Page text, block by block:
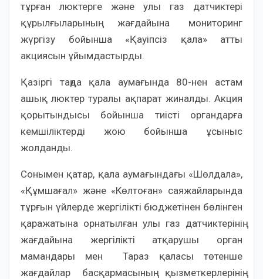
тұрған люктерге және улы газ датчиктері
құрылғыларының жағдайына мониторинг
жүргізу бойынша «Қауіпсіз қала» атты
акциясын ұйымдастырды.
Қазіргі таңда қала аумағында 80-нен астам
ашық люктер туралы ақпарат жиналды. Акция
қорытындысы бойынша тиісті органдарға
кемшіліктерді жою бойынша ұсыныс
жолданды.
Сонымен қатар, қала аумағындағы «Шөлдала»,
«Құмшағал» және «Көлтоған» саяжайларында
тұрғын үйлерде жергілікті бюджетінен бөлінген
қаражатына орнатылған улы газ датчиктерінің
жағдайына жергілікті атқарушы орган
мамандары мен Тараз қаласы төтенше
жағдайлар басқармасының қызметкерлерінің